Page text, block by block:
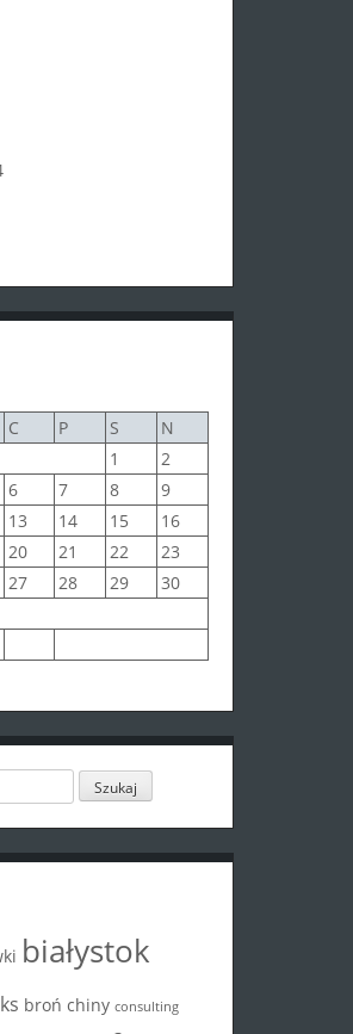
C P S N
1
2
6 7 8
9
13 14 15
16
20 21 22
23
27 28 29
30
białystok
broń chiny consulting